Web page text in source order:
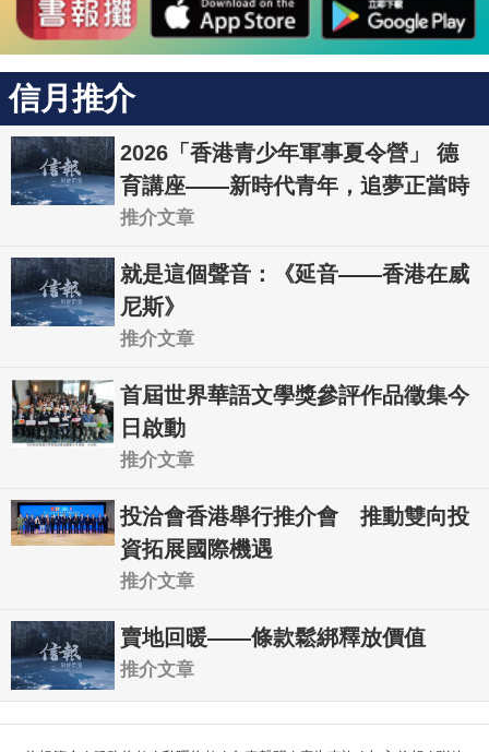
信月推介
2026「香港青少年軍事夏令營」 德
育講座——新時代青年，追夢正當時
推介文章
就是這個聲音：《延音——香港在威
尼斯》
推介文章
首屆世界華語文學獎參評作品徵集今
日啟動
推介文章
投洽會香港舉行推介會 推動雙向投
資拓展國際機遇
推介文章
賣地回暖——條款鬆綁釋放價值
推介文章